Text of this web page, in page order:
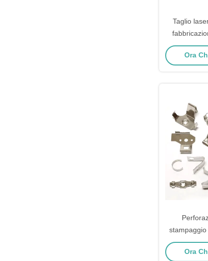
Taglio
Ora
stampaggio
alluminio
Ora